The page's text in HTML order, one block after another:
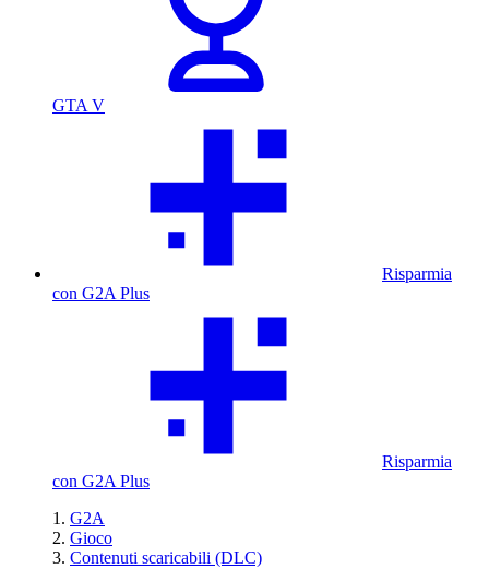
GTA V
Risparmia
con G2A Plus
Risparmia
con G2A Plus
G2A
Gioco
Contenuti scaricabili (DLC)